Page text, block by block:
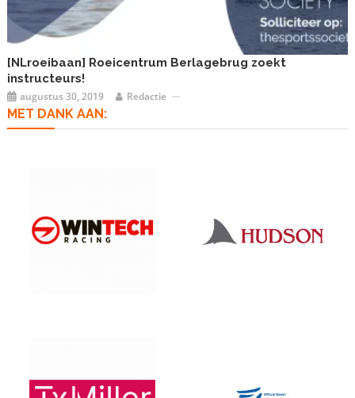
[NLroeibaan] Roeicentrum Berlagebrug zoekt
instructeurs!
augustus 30, 2019 Redactie
MET DANK AAN: